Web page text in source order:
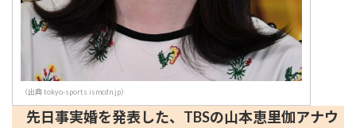
（出典 tokyo-sports.ismcdn.jp）
先日事実婚を発表した、TBSの山本恵里伽アナウ